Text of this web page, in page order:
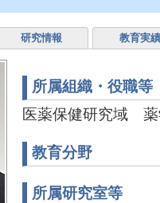
研究情報 教育実績
所属組織・役職等
医薬保健研究域
教育分野
所属研究室等